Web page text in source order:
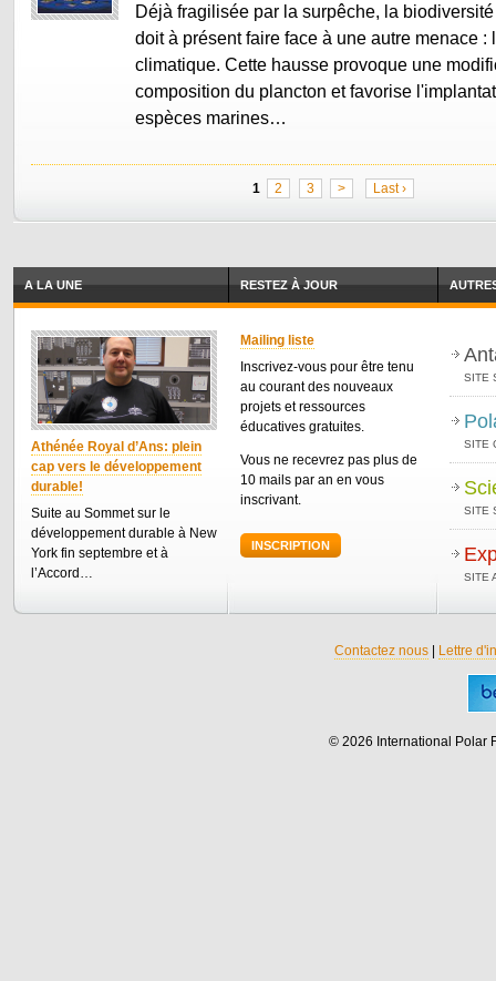
Déjà fragilisée par la surpêche, la
doit à présent faire face à une autre menace :
climatique. Cette hausse provoque une
composition du plancton et favorise
espèces marines…
1 2 3 > Last ›
A LA UNE
Athénée Royal d’Ans: plein
cap vers le développement
durable!
Suite au Sommet sur le
développement durable à New
York fin septembre et à
l’Accord…
RESTEZ À JOUR
Mailing liste
Inscrivez-vous pour être tenu
au courant des nouveaux
projets et ressources
éducatives gratuites.
Vous ne recevrez pas plus de
10 mails par an en vous
inscrivant.
INSCRIPTION
SITE
SITE
SITE
SITE
Contactez nous| Lettre
© 2026 International Polar